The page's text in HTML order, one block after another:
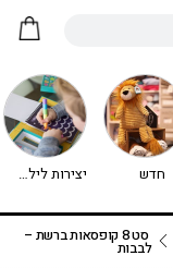
חדש יצירות לילדים - יצירה לילדים
סט 8 קופסאות ברשת –
לבבות